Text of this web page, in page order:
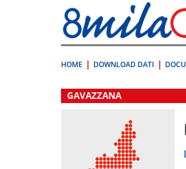
direttamente
a:
Contenuto
HOME DOWNLOAD DATI
.
GAVAZZANA